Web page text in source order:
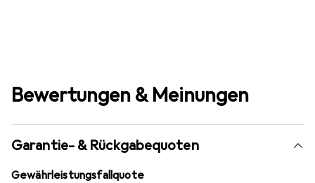
Bewertungen & Meinungen
Garantie- & Rückgabequoten
Gewährleistungsfallquote